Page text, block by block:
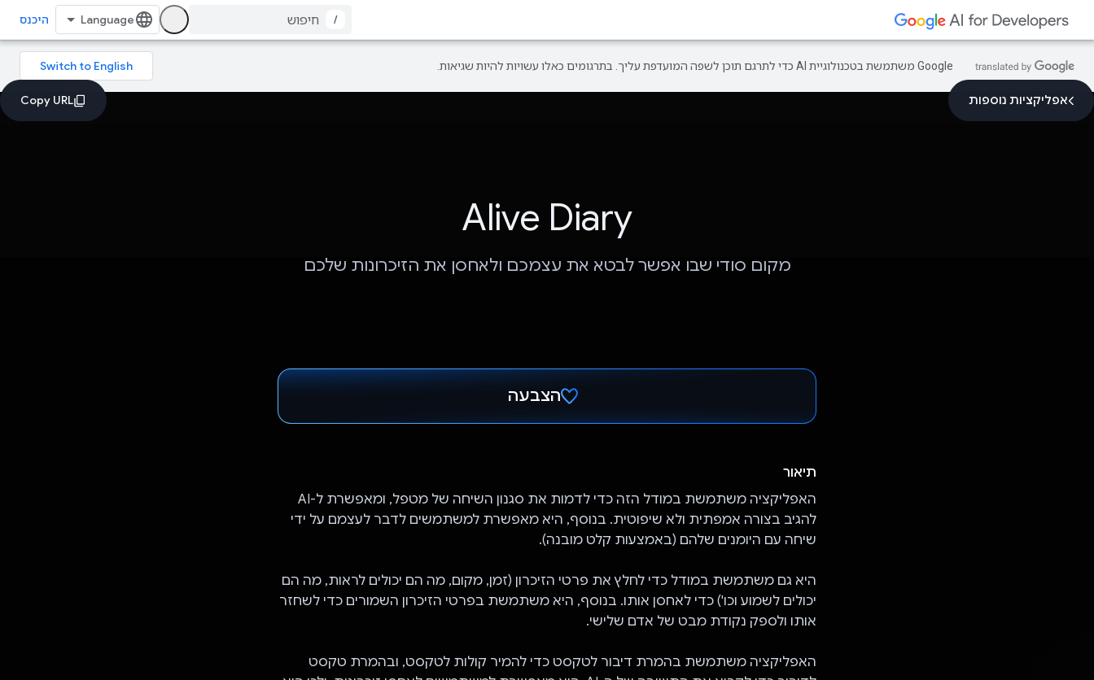
/ היכנס
‫Google משתמשת בטכנולוגיית AI כדי לתרגם תוכן לשפה המועדפת עליך. בתרגומים כאלו עשויות להיות שגיאות.
אפליקציות נוספות
Alive Diary
מקום סודי שבו אפשר לבטא את עצמכם ולאחסן את הזיכרונות שלכם
הצבעה
תיאור
האפליקציה משתמשת במודל הזה כדי לדמות את סגנון השיחה של מטפל, ומאפשרת ל-AI
להגיב בצורה אמפתית ולא שיפוטית. בנוסף, היא מאפשרת למשתמשים לדבר לעצמם על ידי
שיחה עם היומנים שלהם (באמצעות קלט מובנה).
היא גם משתמשת במודל כדי לחלץ את פרטי הזיכרון (זמן, מקום, מה הם יכולים לראות, מה הם
יכולים לשמוע וכו') כדי לאחסן אותו. בנוסף, היא משתמשת בפרטי הזיכרון השמורים כדי לשחזר
אותו ולספק נקודת מבט של אדם שלישי.
האפליקציה משתמשת בהמרת דיבור לטקסט כדי להמיר קולות לטקסט, ובהמרת טקסט